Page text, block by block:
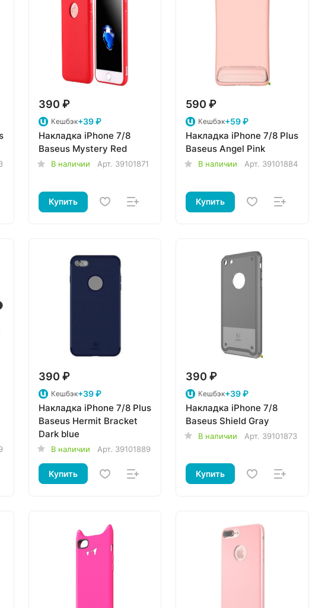
390 ₽
Кешбэк+39 ₽
Накладка iPhone 7/8
Baseus Mystery Red
В наличии Арт. 39101871
Купить
590 ₽
Кешбэк+59 ₽
Накладка iPhone 7/8 Plus
Baseus Angel Pink
В наличии Арт. 39101884
Купить
390 ₽
Кешбэк+39 ₽
Накладка iPhone 7/8 Plus
Baseus Hermit Bracket
Dark blue
В наличии Арт. 39101889
Купить
390 ₽
Кешбэк+39 ₽
Накладка iPhone 7/8
Baseus Shield Gray
В наличии Арт. 39101873
Купить